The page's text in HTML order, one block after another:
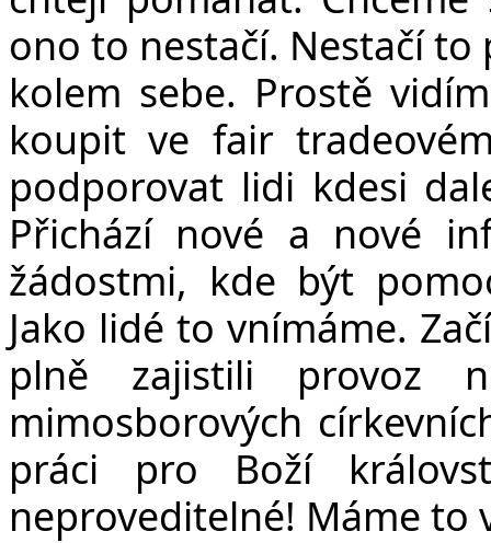
ono to nestačí. Nestačí
kolem sebe. Prostě
koupit ve fair
podporovat lidi kdesi
Přichází nové a nové
žádostmi, kde být
Jako lidé to vnímáme.
plně zajistili provoz
mimosborových
práci pro Boží
neproveditelné! Máme to